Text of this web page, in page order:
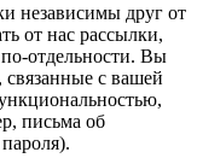
независимы друг от
от нас рассылки,
отдельности. Вы
связанные с вашей
письма об